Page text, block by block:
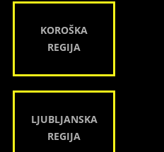
KOROŠKA
REGIJA
LJUBLJANSKA
REGIJA